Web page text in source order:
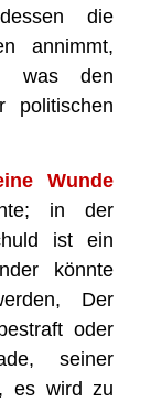
die
annimmt,
was den
politischen
Wunde
in der
ist ein
könnte
Der
oder
seiner
es wird zu